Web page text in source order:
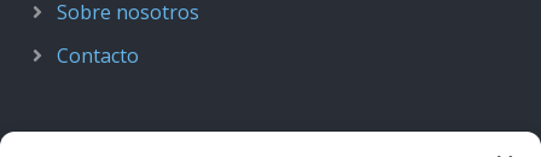
Sobre nosotros
Contacto